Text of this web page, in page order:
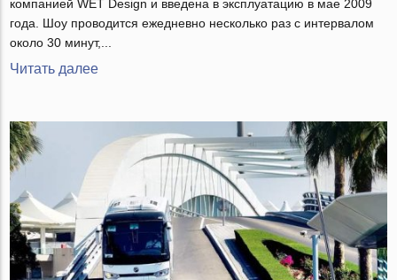
компанией WET Design и введена в эксплуатацию в мае 2009
года. Шоу проводится ежедневно несколько раз с интервалом
около 30 минут,...
Читать далее